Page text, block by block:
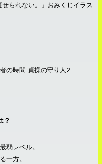
られない。』おみくじイラス
の時間 貞操の守り人2
？
弱レベル。
一方。